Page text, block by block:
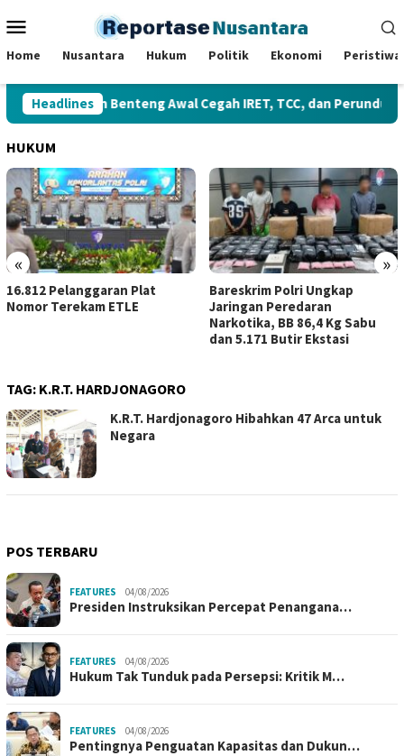
ke
Mobile
Home Nusantara Hukum Politik Ekonomi Peristiwa
Headlines
Sekolah Benteng Awal Cegah IRET, TCC, dan Perundungan
HUKUM
« »
Plat
ETLE
Bareskrim Polri Ungkap
Jaringan Peredaran
Narkotika, BB 86,4 Kg Sabu
dan 5.171 Butir Ekstasi
Kerja
Perkuat
TAG: K.R.T. HARDJONAGORO
K.R.T. Hardjonagoro Hibahkan 47 Arca untuk
Negara
POS TERBARU
FEATURES 04/08/2026
Presiden Instruksikan Percepat Penangana…
FEATURES 04/08/2026
Hukum Tak Tunduk pada Persepsi: Kritik M…
FEATURES 04/08/2026
Pentingnya Penguatan Kapasitas dan Dukun…